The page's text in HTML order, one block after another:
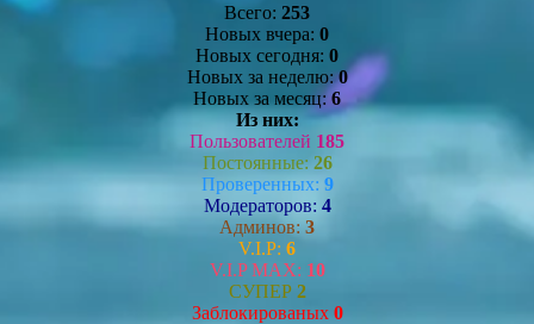
Всего: 253
Новых вчера: 0
Новых сегодня: 0
Новых за неделю:0
Новых за месяц: 6
Из них:
Пользователей 185
Постоянные: 26
Проверенных: 9
Модераторов: 4
Админов: 3
V.I.P: 6
V.I.P MAX: 10
СУПЕР 2
Заблокированых 0